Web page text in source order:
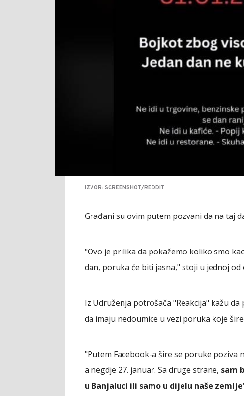
IZVOR: SCREENSHOT/REDDIT
Građani su ovim putem pozvani da na taj
"Ovo je prilika da pokažemo koliko smo
dan, poruka će biti jasna," stoji u jednoj
Iz Udruženja potrošača "Reakcija" kažu
da imaju nedoumice u vezi poruka koje
"Putem Facebook-a šire se poruke poziva
a negdje 27. januar. Sa druge strane, sam
u Banjaluci ili samo u dijelu naše zemlje